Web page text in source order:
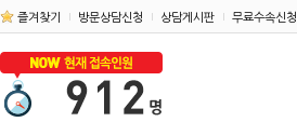
즐겨찾기 방문상담신청 상담게시판 무료수속신청